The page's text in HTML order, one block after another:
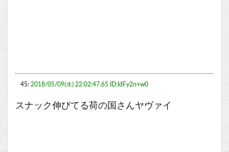
45: 2018/05/09(水) 22:02:47.65 ID:IdFy2n+w0
スナック伸びてる荷の国さんヤヴァイ